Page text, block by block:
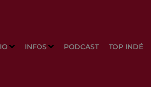
INFOS PODCAST TOP INDÉ